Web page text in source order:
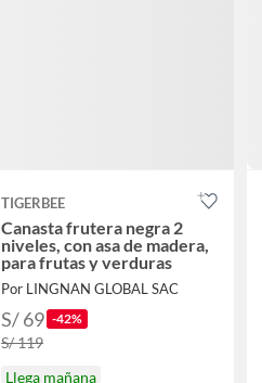
TIGERBEE
Canasta frutera negra 2
niveles, con asa de madera,
para frutas y verduras
Por LINGNAN GLOBAL SAC
S/ 69 -42%
S/ 119
Llega mañana